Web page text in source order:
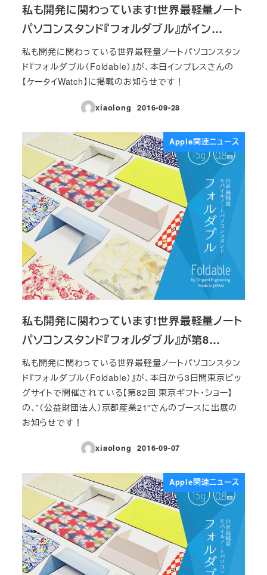
私も開発に関わっています!世界最軽量ノート
パソコンスタンド『フォルダブル』がイン…
私も開発に関わっている世界最軽量ノートパソコンスタン
ド『フォルダブル（Foldable）』が、本日インプレスさんの
【ケータイWatch】に掲載のお知らせです！
xiaolong
投稿日
2016-09-28
Apple関連ニュース
私も開発に関わっています!世界最軽量ノート
パソコンスタンド『フォルダブル』が第8…
私も開発に関わっている世界最軽量ノートパソコンスタン
ド『フォルダブル（Foldable）』が、本日から3日間東京ビッ
グサイトで開催されている【第82回 東京ギフト・ショー】
の、”（公益財団法人）京都産業21″さんのブースに出展の
お知らせです！
xiaolong
投稿日
2016-09-07
Apple関連ニュース